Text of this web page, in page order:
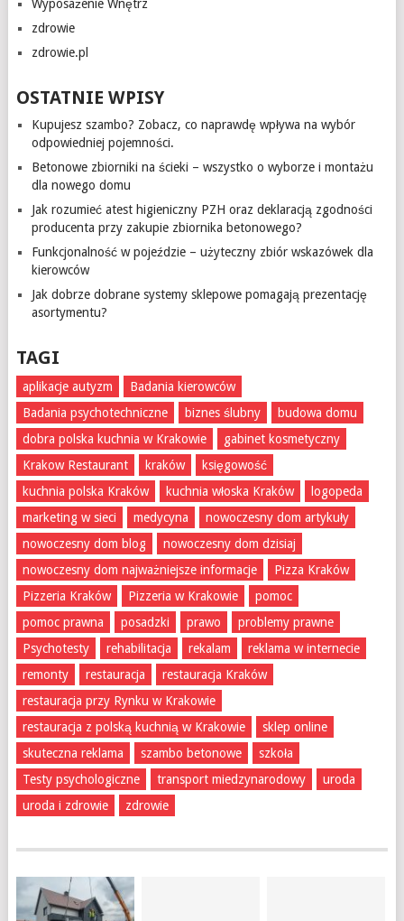
Wyposażenie Wnętrz
zdrowie
zdrowie.pl
OSTATNIE WPISY
Kupujesz szambo? Zobacz, co naprawdę wpływa na wybór
odpowiedniej pojemności.
Betonowe zbiorniki na ścieki – wszystko o wyborze i montażu
dla nowego domu
Jak rozumieć atest higieniczny PZH oraz deklaracją zgodności
producenta przy zakupie zbiornika betonowego?
Funkcjonalność w pojeździe – użyteczny zbiór wskazówek dla
kierowców
Jak dobrze dobrane systemy sklepowe pomagają prezentację
asortymentu?
TAGI
aplikacje autyzm
Badania kierowców
Badania psychotechniczne
biznes ślubny
budowa domu
dobra polska kuchnia w Krakowie
gabinet kosmetyczny
Krakow Restaurant
kraków
księgowość
kuchnia polska Kraków
kuchnia włoska Kraków
logopeda
marketing w sieci
medycyna
nowoczesny dom artykuły
nowoczesny dom blog
nowoczesny dom dzisiaj
nowoczesny dom najważniejsze informacje
Pizza Kraków
Pizzeria Kraków
Pizzeria w Krakowie
pomoc
pomoc prawna
posadzki prawo
problemy prawne
Psychotesty
rehabilitacja rekalam
reklama w internecie
remonty
restauracja
restauracja Kraków
restauracja przy Rynku w Krakowie
restauracja z polską kuchnią w Krakowie
sklep online
skuteczna reklama
szambo betonowe
szkoła
Testy psychologiczne
transport miedzynarodowy
uroda
uroda i zdrowie
zdrowie